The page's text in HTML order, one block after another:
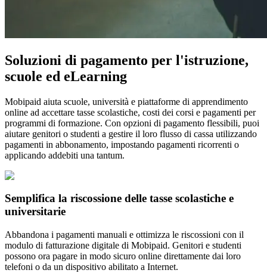
Soluzioni di pagamento per l'istruzione,
scuole ed eLearning
Mobipaid aiuta scuole, università e piattaforme di apprendimento
online ad accettare tasse scolastiche, costi dei corsi e pagamenti per
programmi di formazione. Con opzioni di pagamento flessibili, puoi
aiutare genitori o studenti a gestire il loro flusso di cassa utilizzando
pagamenti in abbonamento, impostando pagamenti ricorrenti o
applicando addebiti una tantum.
Semplifica la riscossione delle tasse scolastiche e
universitarie
Abbandona i pagamenti manuali e ottimizza le riscossioni con il
modulo di fatturazione digitale di Mobipaid. Genitori e studenti
possono ora pagare in modo sicuro online direttamente dai loro
telefoni o da un dispositivo abilitato a Internet.